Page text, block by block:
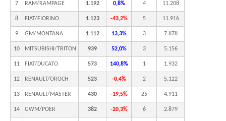
7 RAM/RAMPAGE 1.192 0,8% 4 11.208
8 FIAT/FIORINO 1.123 -43,2% 5 11.916
9 GM/MONTANA 1.112 13,3% 3 7.878
10 MITSUBISHI/TRITON 939 52,0% 3 5.156
11 FIAT/DUCATO 573 140,8% 1 1.932
12 RENAULT/OROCH 523 -0,4% 2 5.122
13 RENAULT/MASTER 430 -19,5% 25 4.911
14 GWM/POER 382 -20,3% 6 2.879